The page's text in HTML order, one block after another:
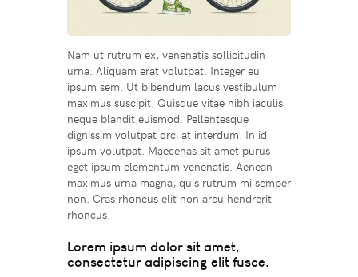
Nam ut rutrum ex, venenatis sollicitudin
urna. Aliquam erat volutpat. Integer eu
ipsum sem. Ut bibendum lacus vestibulum
maximus suscipit. Quisque vitae nibh iaculis
neque blandit euismod. Pellentesque
dignissim volutpat orci at interdum. In id
ipsum volutpat. Maecenas sit amet purus
eget ipsum elementum venenatis. Aenean
maximus urna magna, quis rutrum mi semper
non. Cras rhoncus elit non arcu hendrerit
rhoncus.
Lorem ipsum dolor sit amet,
consectetur adipiscing elit fusce.